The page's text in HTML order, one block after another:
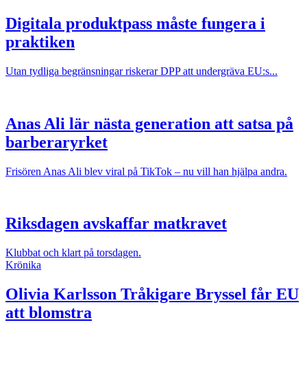
Digitala produktpass måste fungera i
praktiken
Utan tydliga begränsningar riskerar DPP att undergräva EU:s...
Anas Ali lär nästa generation att satsa på
barberaryrket
Frisören Anas Ali blev viral på TikTok – nu vill han hjälpa andra.
Riksdagen avskaffar matkravet
Klubbat och klart på torsdagen.
Krönika
Olivia Karlsson Tråkigare Bryssel får EU
att blomstra